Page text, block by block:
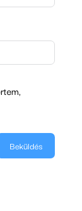
Beküldés